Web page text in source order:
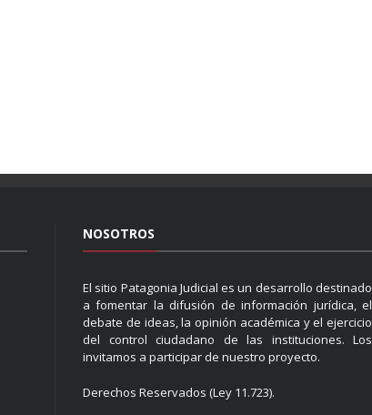
NOSOTROS
El sitio Patagonia Judicial es un desarrollo destinado
a fomentar la difusión de información jurídica, el
debate de ideas, la opinión académica y el ejercicio
del control ciudadano de las instituciones. Los
invitamos a participar de nuestro proyecto.
Derechos Reservados (Ley 11.723).